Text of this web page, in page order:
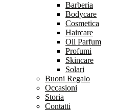
Barberia
Bodycare
Cosmetica
Haircare
Oil Parfum
Profumi
Skincare
Solari
Buoni Regalo
Occasioni
Storia
Contatti